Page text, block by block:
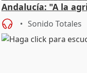
Andalucía: "A la
Sonido Totales